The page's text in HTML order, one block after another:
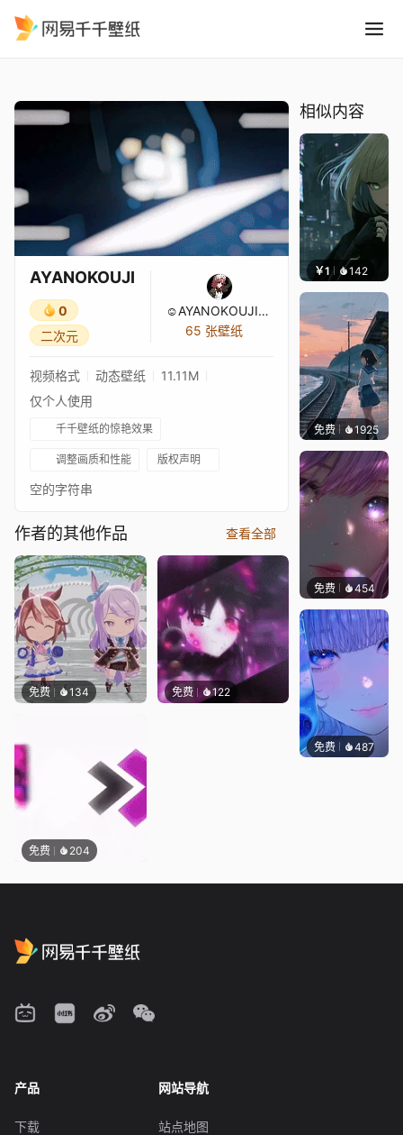
AYANOKOUJI
0
二次元
☺AYANOKOUJI♫♣KIYOTAKA☺
65 张壁纸
视频格式 动态壁纸
11.11M
仅个人使用
千千壁纸的惊艳效果
调整画质和性能 版权声明
空的字符串
作者的其他作品 查看全部
免费 134 免费 122
免费 204
相似内容
￥1 142
免费 1925辰东
免费 454辰东
免费 487辰东
产品
下载
网站导航
站点地图